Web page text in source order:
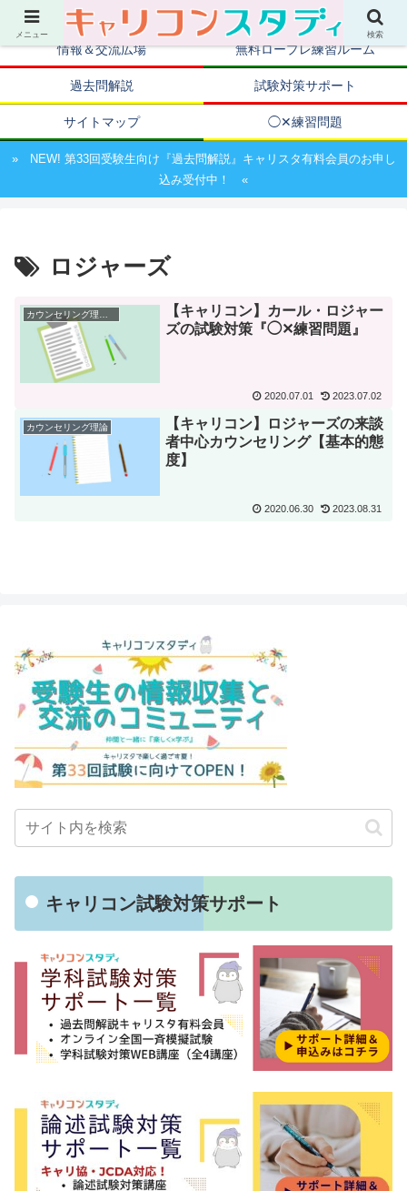
キャリアコンサルタント資格取得のための試験対策ポータルサイト
情報＆交流広場 無料ロープレ練習ルーム
過去問解説 試験対策サポート
サイトマップ ◯✕練習問題
» NEW! 第33回受験生向け『過去問解説』キャリスタ有料会員のお申し
込み受付中！ «
ロジャーズ
カウンセリング理論編
【キャリコン】カール・ロジャー
ズの試験対策『◯✕練習問題』
2020.07.01 2023.07.02
カウンセリング理論
【キャリコン】ロジャーズの来談
者中心カウンセリング【基本的態
度】
2020.06.30 2023.08.31
キャリコン試験対策サポート
メニュー 検索